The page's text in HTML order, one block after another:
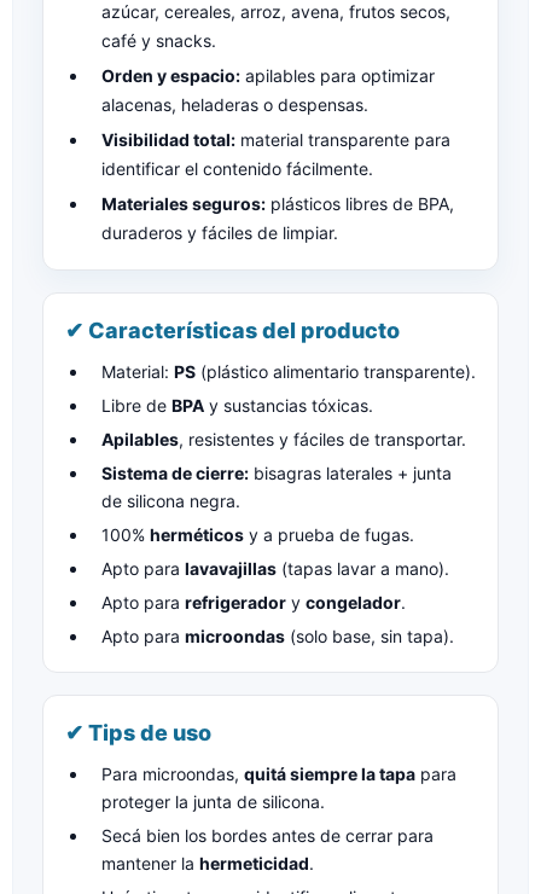
azúcar, cereales, arroz, avena, frutos secos,
café y snacks.
Orden y espacio: apilables para optimizar
alacenas, heladeras o despensas.
Visibilidad total: material transparente para
identificar el contenido fácilmente.
Materiales seguros: plásticos libres de BPA,
duraderos y fáciles de limpiar.
✔ Características del producto
Material: PS (plástico alimentario transparente).
Libre de BPA y sustancias tóxicas.
Apilables, resistentes y fáciles de transportar.
Sistema de cierre: bisagras laterales + junta
de silicona negra.
100% herméticos y a prueba de fugas.
Apto para lavavajillas (tapas lavar a mano).
Apto para refrigerador y congelador.
Apto para microondas (solo base, sin tapa).
✔ Tips de uso
Para microondas, quitá siempre la tapa para
proteger la junta de silicona.
Secá bien los bordes antes de cerrar para
mantener la hermeticidad.